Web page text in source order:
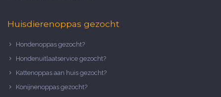
Huisdierenoppas gezocht
Hondenoppas gezocht?
Hondenuitlaatservice gezocht?
Kattenoppas aan huis gezocht?
Konijnenoppas gezocht?